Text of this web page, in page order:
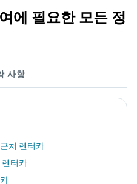
에 필요한 모든 정
사항
처 렌터카
렌터카